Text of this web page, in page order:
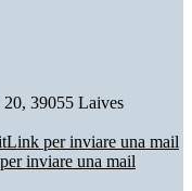
39055 Laives
Link per inviare una mail
inviare una mail